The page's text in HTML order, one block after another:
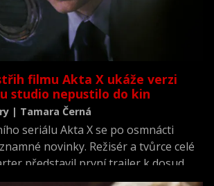
filmu Akta X ukáže verzi
studio nepustilo do kin
| Tamara Černá
seriálu Akta X se po osmnácti
novinky. Režisér a tvůrce celé
představil první trailer k dosud
verzi filmu Akta X: Chci uvěřit.